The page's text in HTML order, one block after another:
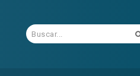
Buscar...